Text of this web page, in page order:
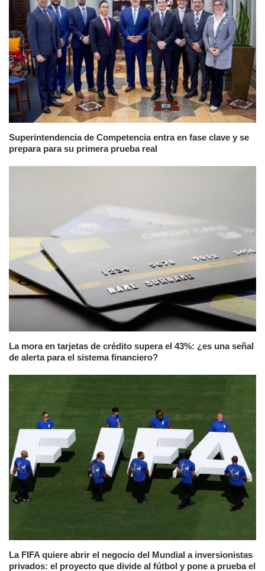
Superintendencia de Competencia entra en fase clave y se
prepara para su primera prueba real
La mora en tarjetas de crédito supera el 43%: ¿es una señal
de alerta para el sistema financiero?
La FIFA quiere abrir el negocio del Mundial a inversionistas
privados: el proyecto que divide al fútbol y pone a prueba el